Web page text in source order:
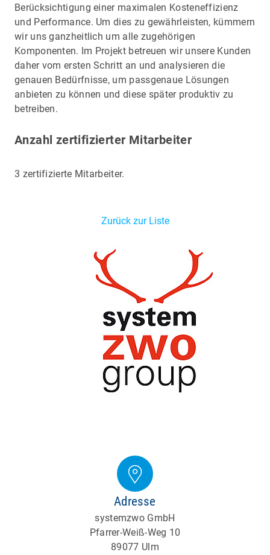
Berücksichtigung einer maximalen Kosteneffizienz
und Performance. Um dies zu gewährleisten, kümmern
wir uns ganzheitlich um alle zugehörigen
Komponenten. Im Projekt betreuen wir unsere Kunden
daher vom ersten Schritt an und analysieren die
genauen Bedürfnisse, um passgenaue Lösungen
anbieten zu können und diese später produktiv zu
betreiben.
Anzahl zertifizierter Mitarbeiter
3 zertifizierte Mitarbeiter.
Zurück zur Liste
Adresse
systemzwo GmbH
Pfarrer-Weiß-Weg 10
89077 Ulm